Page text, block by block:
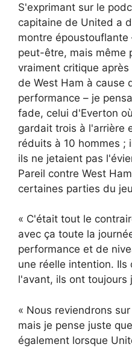
S'exprimant sur le
capitaine de United a
montre époustouflante
peut-être, mais même
vraiment critique
de West Ham à cause
performance – je
fade, celui d'Everton
gardait trois à l'arrière
réduits à 10 hommes ;
ils ne jetaient pas
Pareil contre West
certaines parties du
« C'était tout le
avec ça toute la
performance et de
une réelle intention.
l'avant, ils ont toujours
« Nous reviendrons
mais je pense juste
également lorsque